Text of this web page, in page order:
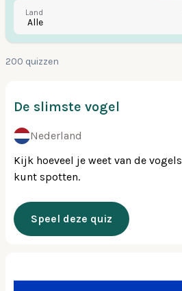
Land
200 quizzen
De slimste vogel
Nederland
Kijk hoeveel je weet van de
kunt spotten.
Speel deze quiz